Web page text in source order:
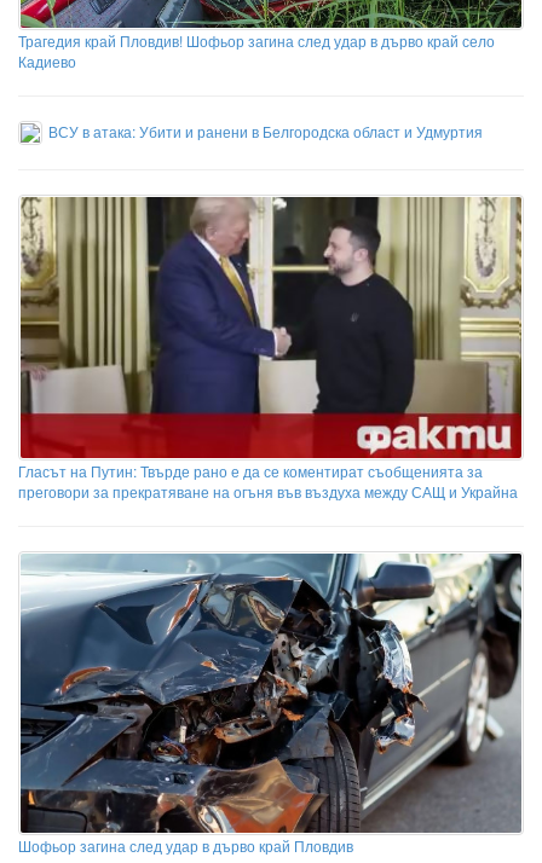
Трагедия край Пловдив! Шофьор загина след удар в дърво край село
Кадиево
ВСУ в атака: Убити и ранени в Белгородска област и Удмуртия
Гласът на Путин: Твърде рано е да се коментират съобщенията за
преговори за прекратяване на огъня във въздуха между САЩ и Украйна
Шофьор загина след удар в дърво край Пловдив